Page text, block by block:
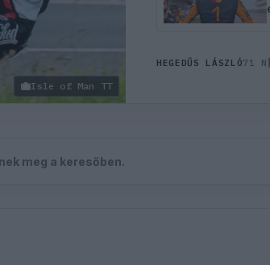
Isle of Man TT
HEGEDŰS LÁSZLÓ71 N
meg a keresőben.